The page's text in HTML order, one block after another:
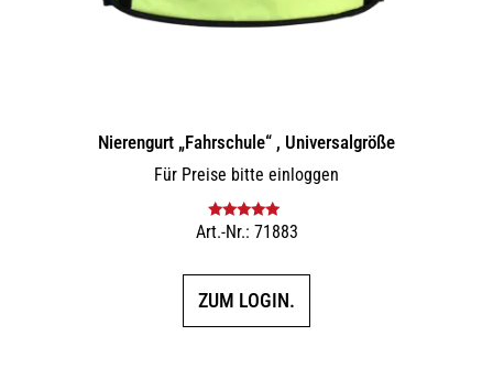
Nierengurt „Fahrschule“ , Universalgröße
Für Preise bitte einloggen
Bewertet mit
Art.-Nr.: 71883
ZUM LOGIN.